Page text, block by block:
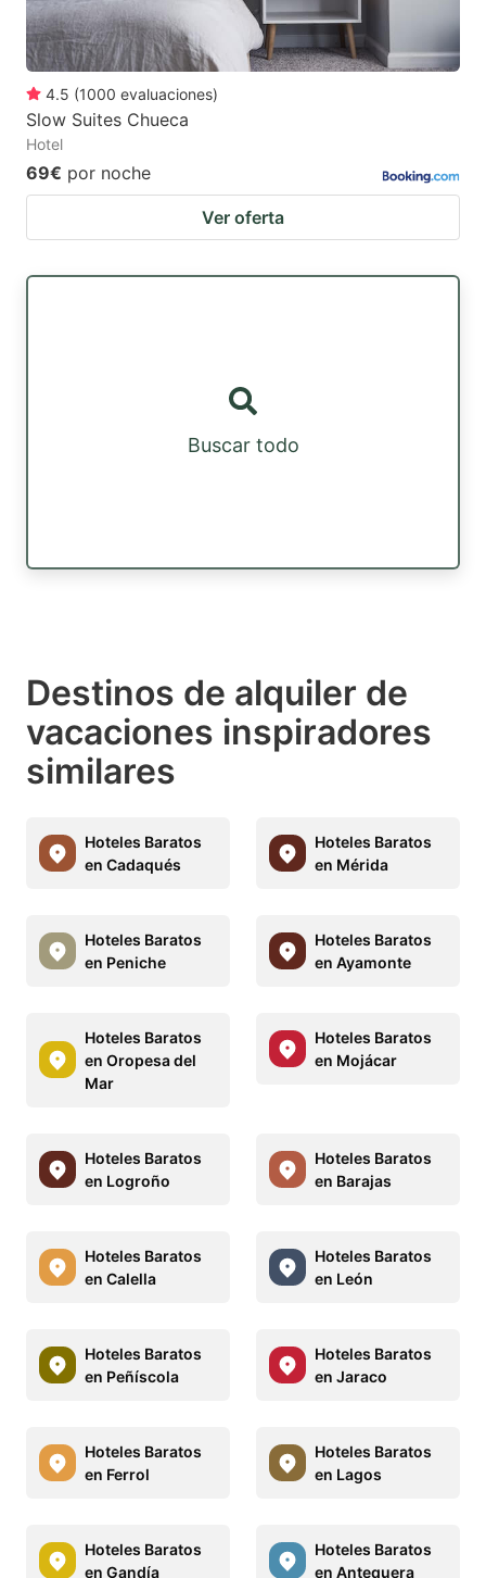
4.5 (1000 evaluaciones)
Slow Suites Chueca
Hotel
69€ por noche
Ver oferta
Buscar todo
Destinos de alquiler de
vacaciones inspiradores
similares
Hoteles Baratos
en Cadaqués
Hoteles Baratos
en Mérida
Hoteles Baratos
en Peniche
Hoteles Baratos
en Ayamonte
Hoteles Baratos
en Oropesa del
Mar
Hoteles Baratos
en Mojácar
Hoteles Baratos
en Logroño
Hoteles Baratos
en Barajas
Hoteles Baratos
en Calella
Hoteles Baratos
en León
Hoteles Baratos
en Peñíscola
Hoteles Baratos
en Jaraco
Hoteles Baratos
en Ferrol
Hoteles Baratos
en Lagos
Hoteles Baratos
en Gandía
Hoteles Baratos
en Antequera